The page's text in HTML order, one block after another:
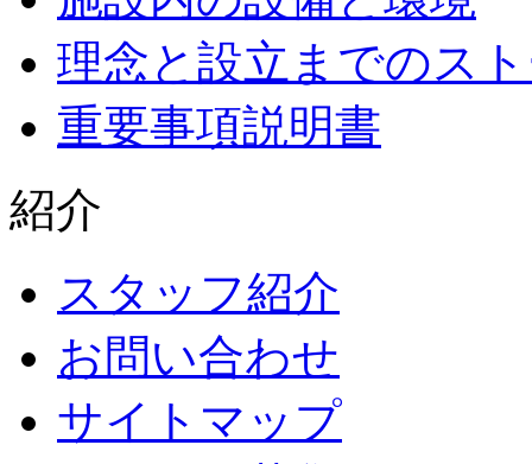
理念と設立までのス
重要事項説明書
紹介
スタッフ紹介
お問い合わせ
サイトマップ